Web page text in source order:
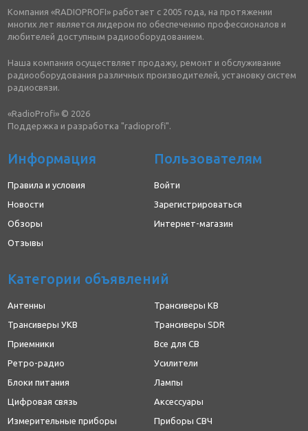
Компания «RADIOPROFI» работает с 2005 года, на протяжении
многих лет является лидером по обеспечению профессионалов и
любителей доступным радиооборудованием.
Наша компания осуществляет продажу, ремонт и обслуживание
радиооборудования различных производителей, установку систем
радиосвязи.
«RadioProfi» © 2026
Поддержка и разработка "radioprofi".
Информация
Правила и условия
Новости
Обзоры
Отзывы
Пользователям
Войти
Зарегистрироваться
Интернет-магазин
Категории объявлений
Антенны
Трансиверы КВ
Трансиверы УКВ
Трансиверы SDR
Приемники
Все для CB
Ретро-радио
Усилители
Блоки питания
Лампы
Цифровая связь
Аксессуары
Измерительные приборы
Приборы СВЧ